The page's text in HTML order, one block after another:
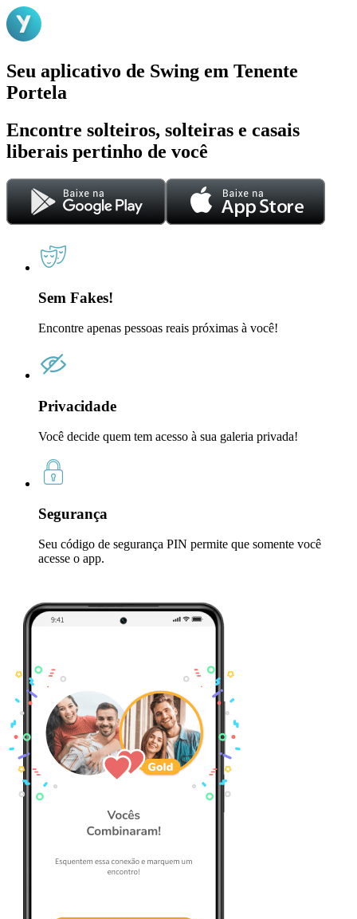
Seu aplicativo de Swing em Tenente
Portela
Encontre solteiros, solteiras e casais
liberais pertinho de você
Sem Fakes!
Encontre apenas pessoas reais próximas à você!
Privacidade
Você decide quem tem acesso à sua galeria privada!
Segurança
Seu código de segurança PIN permite que somente você
acesse o app.